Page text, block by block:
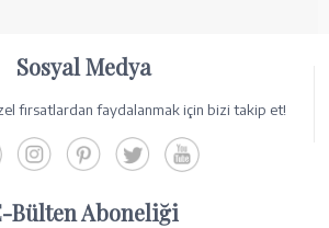
Sosyal Medya
fırsatlardan faydalanmak için bizi takip et!
Bülten Aboneliği